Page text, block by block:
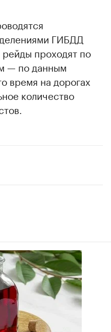
ГИБДД
проходят по
— по данным
время на дорогах
количество